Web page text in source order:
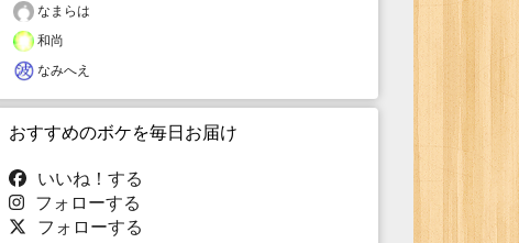
なまらは
和尚
なみへえ
おすすめのボケを毎日お届け
いいね！する
フォローする
フォローする